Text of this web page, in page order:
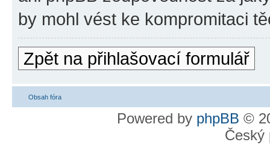
by mohl vést ke kompromitaci
Zpět na přihlašovací formulář
Obsah fóra
Powered by phpBB ©